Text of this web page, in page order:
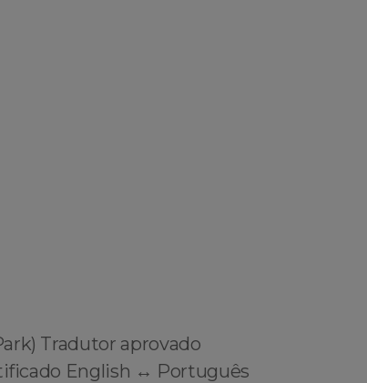
Tradutor aprovado
English ↔️ Português